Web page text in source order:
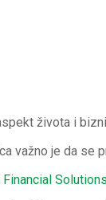
života i
važno je da se